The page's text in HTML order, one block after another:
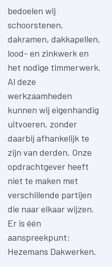
bedoelen wij
schoorstenen,
dakramen, dakkapellen,
lood- en zinkwerk en
het nodige timmerwerk.
Al deze
werkzaamheden
kunnen wij eigenhandig
uitvoeren, zonder
daarbij afhankelijk te
zijn van derden. Onze
opdrachtgever heeft
niet te maken met
verschillende partijen
die naar elkaar wijzen.
Er is één
aanspreekpunt:
Hezemans Dakwerken.